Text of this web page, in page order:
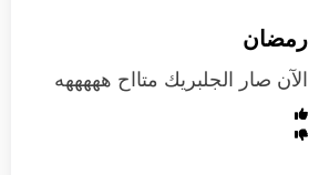
رمضان
الآن صار الجلبريك متااح هههههه